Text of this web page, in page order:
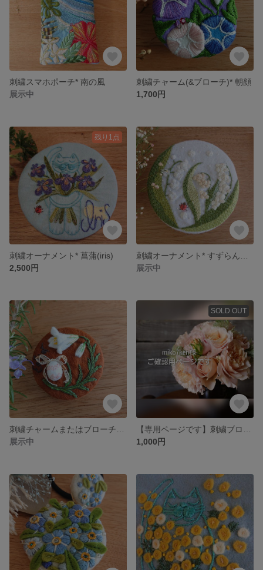
刺繍スマホポーチ* 南の風
展示中
刺繍チャーム(&ブローチ)* 朝顔
1,700円
残り1点
刺繍オーナメント* 菖蒲(iris)
2,500円
展示中
展示中
SOLD OUT
1,000円